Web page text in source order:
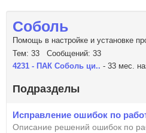
Соболь
Помощь в настройке и установке
Тем: 33 Сообщений: 33
4231 - ПАК Соболь ци.. - 33 мес.
Подразделы
Исправление ошибок по
Описание решений ошибок по